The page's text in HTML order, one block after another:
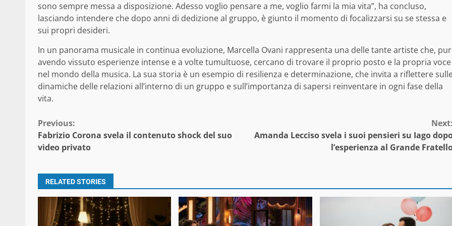
sono sempre messa a disposizione. Adesso voglio pensare a me, voglio farmi la mia vita”, ha concluso,
lasciando intendere che dopo anni di dedizione al gruppo, è giunto il momento di focalizzarsi su se stessa e
sui propri desideri.
In un panorama musicale in continua evoluzione, Marcella Ovani rappresenta una delle tante artiste che, pur
avendo vissuto esperienze intense e a volte tumultuose, cercano di trovare il proprio posto e la propria voce
nel mondo della musica. La sua storia è un esempio di resilienza e determinazione, che invita a riflettere
dinamiche delle relazioni all’interno di un gruppo e sull’importanza di sapersi reinventare in ogni fase della
vita.
Continue
Reading
Previous:
Fabrizio Corona svela il contenuto shock del suo
video privato
Next:
Amanda Lecciso svela i suoi pensieri su Iago
l’esperienza al Grande
RELATED STORIES